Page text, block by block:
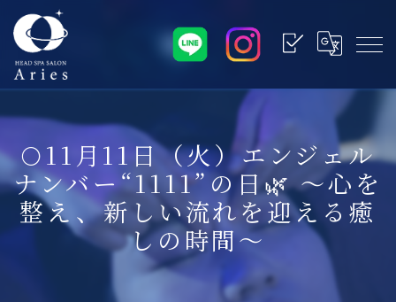
🌕11月11日（火）エンジェル
ナンバー“1111”の日🌿 ～心を
整え、新しい流れを迎える癒
しの時間～